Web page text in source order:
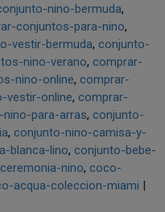
nino-bermuda
conjuntos-para-nino
vestir-bermuda conjunto-
nino-verano comprar-
nino-online comprar-
vestir-online comprar-
para-arras conjunto-
conjunto-nino-camisa-y-
blanca-lino conjunto-bebe-
nino coco-
acqua-coleccion-miami